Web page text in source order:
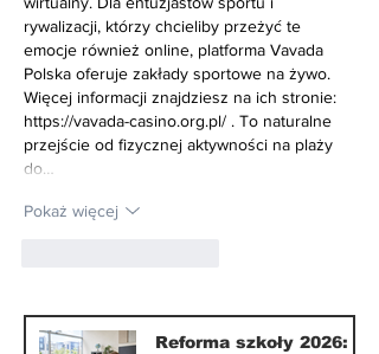
rywalizacji, którzy chcieliby przeżyć te
emocje również online, platforma Vavada
Polska oferuje zakłady sportowe na żywo.
Więcej informacji znajdziesz na ich stronie:
https://vavada-casino.org.pl/ . To naturalne
przejście od fizycznej aktywności na plaży
do…
Pokaż więcej
Reforma szkoły 2026: